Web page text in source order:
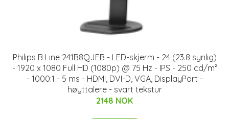
Philips B Line 241B8QJEB - LED-skjerm - 24 (23.8 synlig)
- 1920 x 1080 Full HD (1080p) @ 75 Hz - IPS - 250 cd/m²
- 1000:1 - 5 ms - HDMI, DVI-D, VGA, DisplayPort -
høyttalere - svart tekstur
2148 NOK